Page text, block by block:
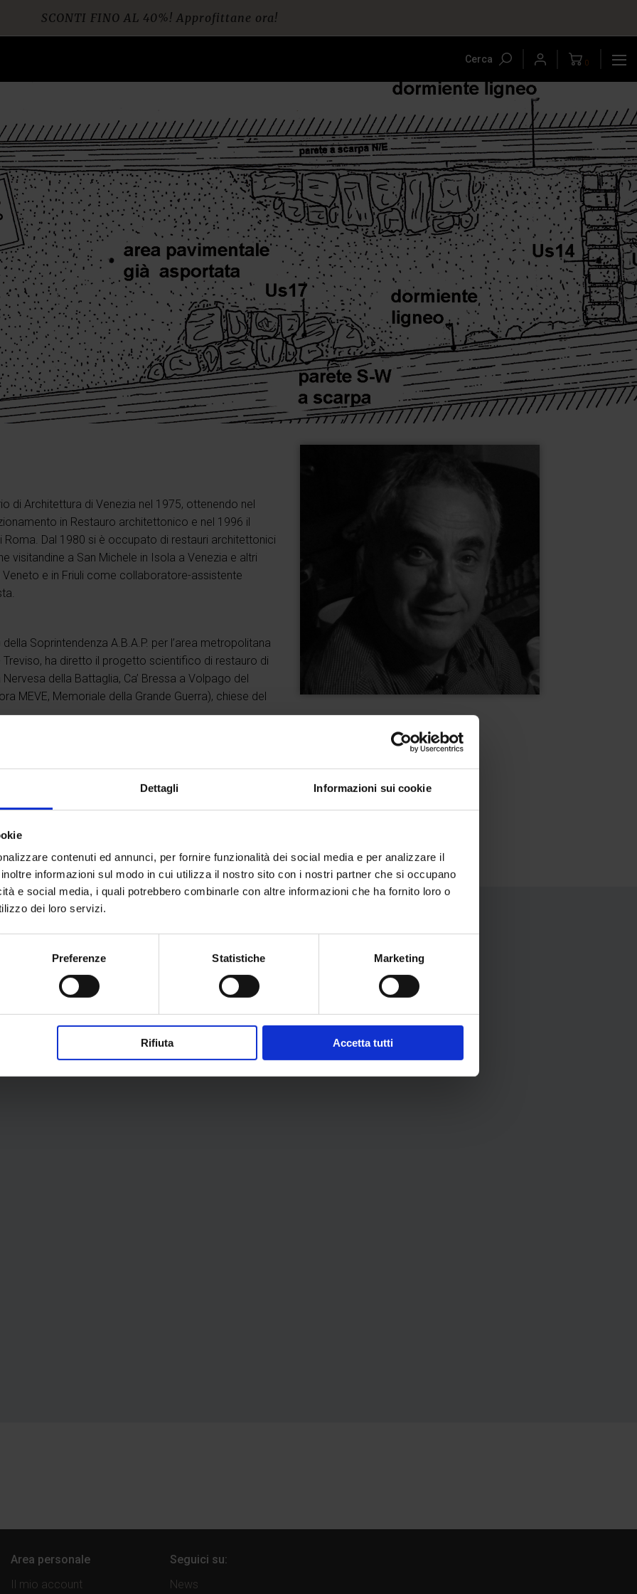
Dettagli Informazioni sui cookie
contenuti ed annunci, per fornire funzionalità dei social media e per analizzare il
informazioni sul modo in cui utilizza il nostro sito con i nostri partner che si occupano
e social media, i quali potrebbero combinarle con altre informazioni che ha fornito loro o
dei loro servizi.
Preferenze Statistiche Marketing
Rifiuta Accetta tutti
SCONTI FINO AL 40%! Approfittane ora!
Cerca 0
di Architettura di Venezia nel 1975, ottenendo nel
in Restauro architettonico e nel 1996 il
Roma. Dal 1980 si è occupato di restauri architettonici
visitandine a San Michele in Isola a Venezia e altri
e in Friuli come collaboratore-assistente
Soprintendenza A.B.A.P. per l’area metropolitana
ha diretto il progetto scientifico di restauro di
della Battaglia, Ca’ Bressa a Volpago del
MEVE, Memoriale della Grande Guerra), chiese del
cui gran parte saggi scientifici riguardanti scavi e
collane editoriali e in atti di soprintendenze e
il saggio
Area personale
Il mio account
Seguici su:
News